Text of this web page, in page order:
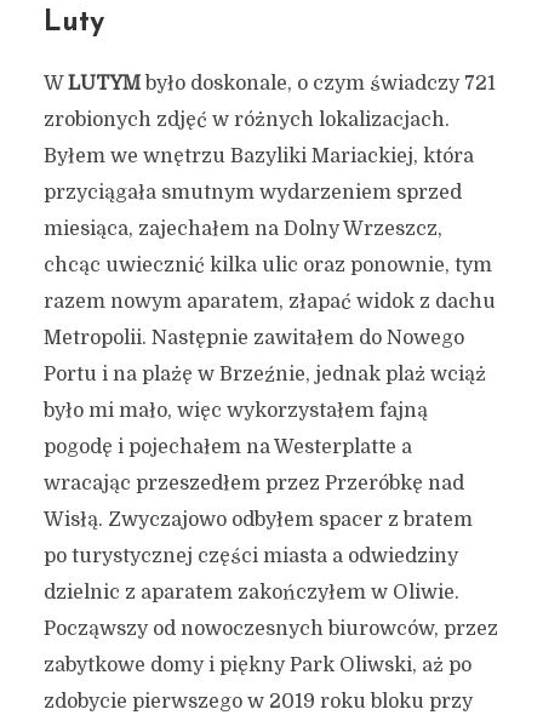
Luty
WLUTYMbyło doskonale, o czym świadczy 721
zrobionych zdjęć w różnych lokalizacjach.
Byłem we wnętrzu Bazyliki Mariackiej, która
przyciągała smutnym wydarzeniem sprzed
miesiąca, zajechałem na Dolny Wrzeszcz,
chcąc uwiecznić kilka ulic oraz ponownie, tym
razem nowym aparatem, złapać widok z dachu
Metropolii. Następnie zawitałem do Nowego
Portu i na plażę w Brzeźnie, jednak plaż wciąż
było mi mało, więc wykorzystałem fajną
pogodę i pojechałem na Westerplatte a
wracając przeszedłem przez Przeróbkę nad
Wisłą. Zwyczajowo odbyłem spacer z bratem
po turystycznej części miasta a odwiedziny
dzielnic z aparatem zakończyłem w Oliwie.
Począwszy od nowoczesnych biurowców, przez
zabytkowe domy i piękny Park Oliwski, aż po
zdobycie pierwszego w 2019 roku bloku przy